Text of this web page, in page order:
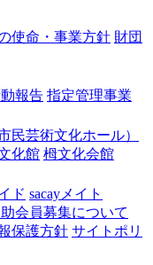
使命・事業方針 財団
報告 指定管理事業
民芸術文化ホール）
化館 栂文化会館
ド sacayメイト
会員募集について
保護方針 サイトポリ